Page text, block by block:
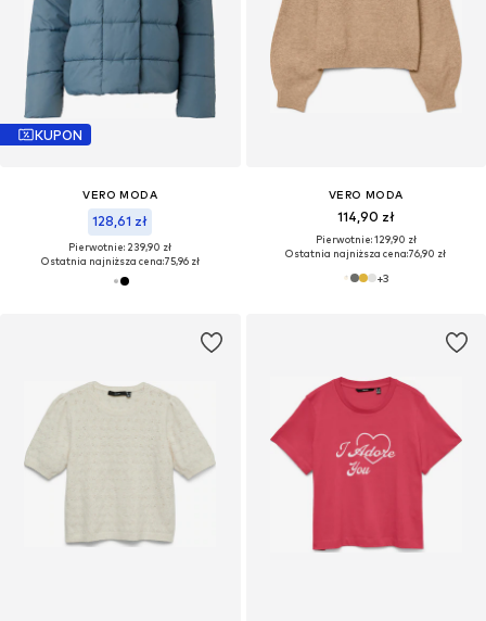
KUPON
VERO MODA
128,61 zł
Pierwotnie: 239,90 zł
Ostatnia najniższa cena:75,96 zł
VERO MODA
114,90 zł
Pierwotnie: 129,90 zł
Ostatnia najniższa cena:76,90 zł
+3